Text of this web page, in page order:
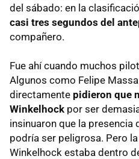
del sábado: en la
casi tres segundos del
compañero.
Fue ahí cuando muchos
Algunos como Felipe
directamente pidieron que
Winkelhock por ser
insinuaron que la presencia
podría ser peligrosa. Pero
Winkelhock estaba dentro